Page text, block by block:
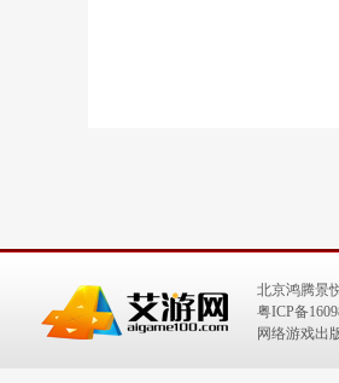
北京鸿腾景
粤ICP备
网络游戏出